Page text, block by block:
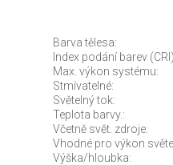
Barva tělesa:
Index podání barev
Max. výkon systému:
Stmívatelné:
Světelný tok:
Teplota barvy.:
Včetně svět. zdroje:
Vhodné pro výkon
Výška/hloubka: